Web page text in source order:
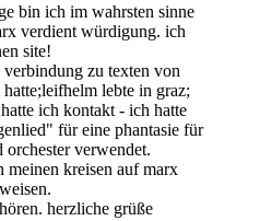
bin ich im wahrsten sinne
verdient würdigung. ich
site!
zu texten von
lebte in graz;
ich kontakt - ich hatte
für eine phantasie für
orchester verwendet.
kreisen auf marx
herzliche grüße